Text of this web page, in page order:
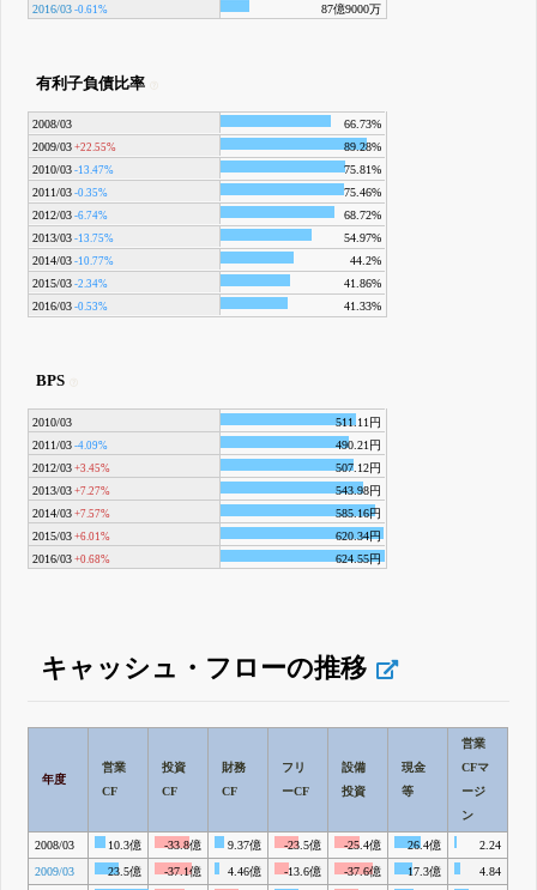
2016/03 -0.61% 87億9000万
有利子負債比率
2008/03
66.73%
2009/03 +22.55%
89.28%
2010/03 -13.47%
75.81%
2011/03 -0.35%
75.46%
2012/03 -6.74%
68.72%
2013/03 -13.75%
54.97%
2014/03 -10.77%
44.2%
2015/03 -2.34%
41.86%
2016/03 -0.53% 41.33%
BPS
2010/03
511.11円
2011/03 -4.09%
490.21円
2012/03 +3.45%
507.12円
2013/03 +7.27%
543.98円
2014/03 +7.57%
585.16円
2015/03 +6.01%
620.34円
2016/03 +0.68% 624.55円
キャッシュ・フローの推移
年度
営業
CF
投資
CF
財務
CF
フリ
ーCF
設備
投資
現金
等
営業
CFマ
ージ
ン
2008/03 10.3億 -33.8億 9.37億 -23.5億 -25.4億 26.4億
2.24
2009/03
23.5億 -37.1億 4.46億 -13.6億 -37.6億 17.3億
4.84